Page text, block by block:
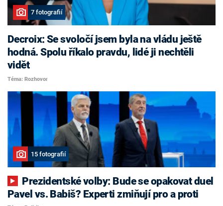
7 fotografií
Decroix: Se svoločí jsem byla na vládu ještě
hodná. Spolu říkalo pravdu, lidé ji nechtěli
vidět
Téma: Rozhovor
15 fotografií
Pavel vs. Babiš? Experti zmiňují pro a proti